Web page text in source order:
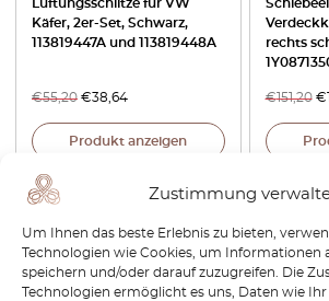
Zustimmung
Um Ihnen das beste Erlebnis zu bieten,
Technologien wie Cookies, um Informationen
speichern und/oder darauf zuzugreifen. Die
Technologien ermöglicht es uns, Daten wie
Lüftungsschlitze für VW
Käfer, 2er-Set, Schwarz,
113819447A und 113819448A
€55,20 €38,64
Produkt anzeigen
rechts
€151,20 €
-30%